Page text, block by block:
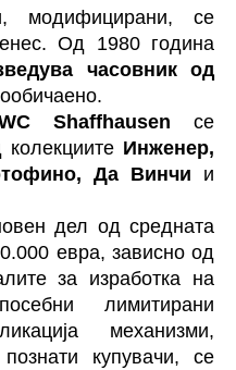
модифицирани, се
Од 1980 година
часовник од
Shaffhausen се
Инженер,
Да Винчи и
дел од средната
евра, зависно од
за изработка на
лимитирани
механизми,
купувачи, се